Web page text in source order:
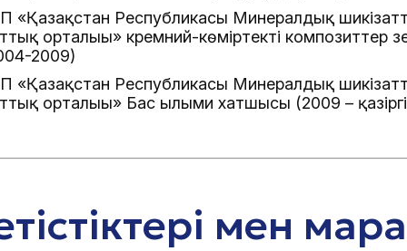
«Қазақстан Республикасы Минералдық
орталығы» кремний-көміртекті композиттер
2009)
«Қазақстан Республикасы Минералдық
орталығы» Бас ғылыми хатшысы (2009 –
мен